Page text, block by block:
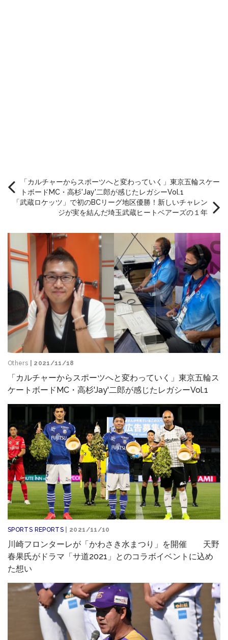
「カルチャーからスポーツへと変わっていく」東京五輪スケー
トボードMC・高杉'Jay'二郎が感じたレガシーVol.1
「武蔵ロケッツ」で初のBCリーグ地区優勝！新しいチャレン
ジが実を結んだ埼玉武蔵ヒートベアーズの１年
Others | 2021/11/18
「カルチャーからスポーツへと変わっていく」東京五輪ス
ケートボードMC・高杉'Jay'二郎が感じたレガシーVol.1
SPORTS REPORTS | 2021/11/10
川崎フロンターレが「かわさき水まつり」を開催 天野
春果氏がドラマ「サ道2021」とのコラボイベントに込め
た想い